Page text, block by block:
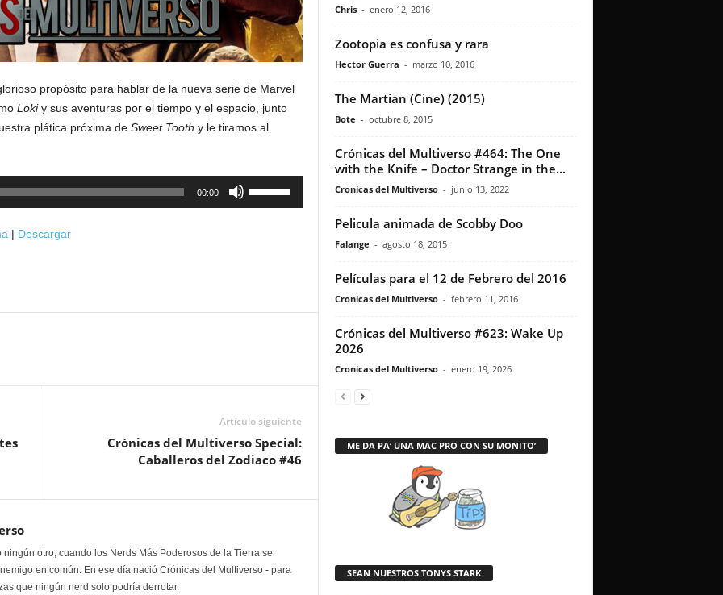
propósito para hablar de la nueva serie de Marvel
Lokiy sus aventuras por el tiempo y el espacio, junto
plática próxima de Sweet Tooth y le tiramos al
00:00
| Descargar
Artículo siguiente
Crónicas del Multiverso Special:
Caballeros del Zodiaco #46
ningún otro, cuando los Nerds Más Poderosos de la Tierra se
en común. En ese día nació Crónicas del Multiverso - para
que ningún nerd solo podría derrotar.
Chris - enero 12, 2016
Zootopia es confusa y rara
Hector Guerra - marzo 10, 2016
The Martian (Cine) (2015)
Bote - octubre 8, 2015
Crónicas del Multiverso #464: The One
with the Knife – Doctor Strange in the...
Cronicas del Multiverso - junio 13, 2022
Pelicula animada de Scobby Doo
Falange - agosto 18, 2015
Películas para el 12 de Febrero del 2016
Cronicas del Multiverso - febrero 11, 2016
Crónicas del Multiverso #623: Wake Up
2026
Cronicas del Multiverso - enero 19, 2026
ME DA PA’ UNA MAC PRO CON SU MONITO’
SEAN NUESTROS TONYS STARK